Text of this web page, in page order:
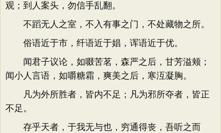
观；到人案头，勿信手乱翻。
不蹈无人之室，不入有事之门，不处藏物之所。
俗语近于市，纤语近于娼，诨语近于优。
闻君子议论，如啜苦茗，森严之后，甘芳溢颊；
闻小人言语，如嚼糖霜，爽美之后，寒沍凝胸。
凡为外所胜者，皆内不足；凡为邪所夺者，皆正
不足。
存乎天者，于我无与也，穷通得丧，吾听之而